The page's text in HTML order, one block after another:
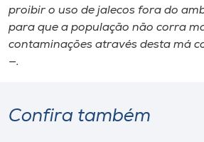
proibir o uso de jalecos fora do
para que a população não corra
contaminações através desta má
—.
Confira também